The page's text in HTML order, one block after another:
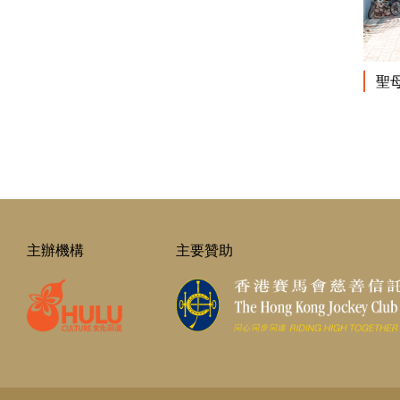
聖
主辦機構 主要贊助